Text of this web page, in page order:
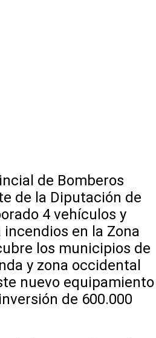
de Bomberos
de la Diputación de
4 vehículos y
en la Zona
los municipios de
y zona occidental
nuevo equipamiento
de 600.000